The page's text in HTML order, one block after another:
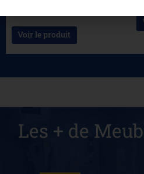
Voir le produit
Les + de